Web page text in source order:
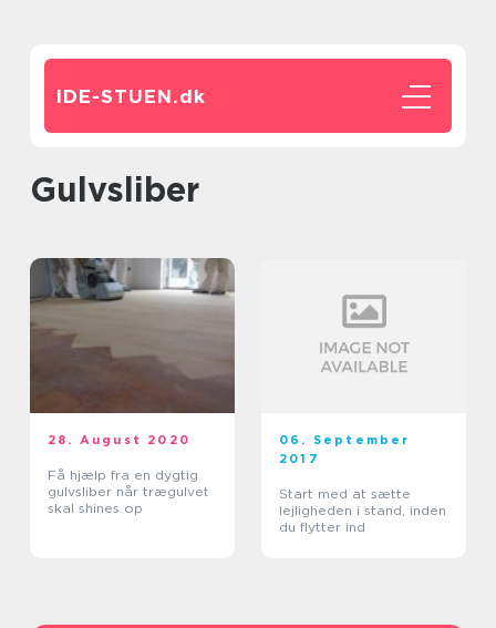
IDE-STUEN.dk
gulvsliber
28. August 2020
Få hjælp fra en dygtig
gulvsliber når trægulvet
skal shines op
06. September
2017
Start med at sætte
lejligheden i stand, inden
du flytter ind